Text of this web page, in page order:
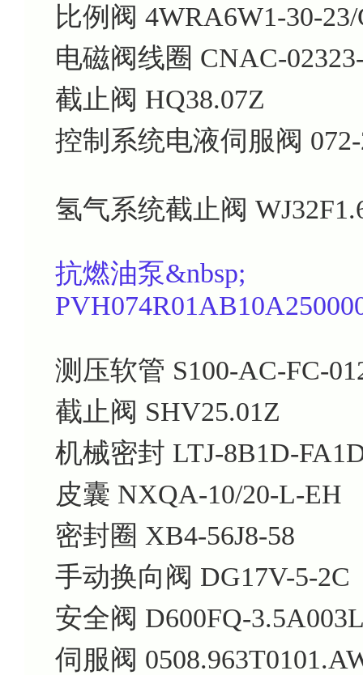
比例阀 4WRA6W1-30-
电磁阀线圈 CNAC-
截止阀 HQ38.07Z
控制系统电液伺服阀
氢气系统截止阀
抗燃油泵&nbsp;
测压软管 S100-AC-FC-
截止阀 SHV25.01Z
机械密封 LTJ-8B1D-
皮囊 NXQA-10/20-L-EH
密封圈 XB4-56J8-58
手动换向阀 DG17V-5-2C
安全阀 D600FQ-
伺服阀